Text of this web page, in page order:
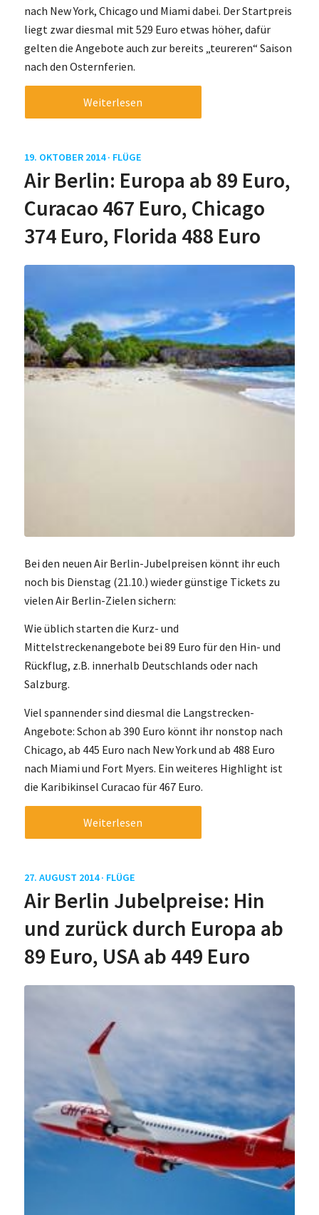
nach New York, Chicago und Miami dabei. Der Startpreis
liegt zwar diesmal mit 529 Euro etwas höher, dafür
gelten die Angebote auch zur bereits „teureren“ Saison
nach den Osternferien.
Weiterlesen
19. OKTOBER 2014 · FLÜGE
Air Berlin: Europa ab 89 Euro,
Curacao 467 Euro, Chicago
374 Euro, Florida 488 Euro
Bei den neuen Air Berlin-Jubelpreisen könnt ihr euch
noch bis Dienstag (21.10.) wieder günstige Tickets zu
vielen Air Berlin-Zielen sichern:
Wie üblich starten die Kurz- und
Mittelstreckenangebote bei 89 Euro für den Hin- und
Rückflug, z.B. innerhalb Deutschlands oder nach
Salzburg.
Viel spannender sind diesmal die Langstrecken-
Angebote: Schon ab 390 Euro könnt ihr nonstop nach
Chicago, ab 445 Euro nach New York und ab 488 Euro
nach Miami und Fort Myers. Ein weiteres Highlight ist
die Karibikinsel Curacao für 467 Euro.
Weiterlesen
27. AUGUST 2014 · FLÜGE
Air Berlin Jubelpreise: Hin
und zurück durch Europa ab
89 Euro, USA ab 449 Euro